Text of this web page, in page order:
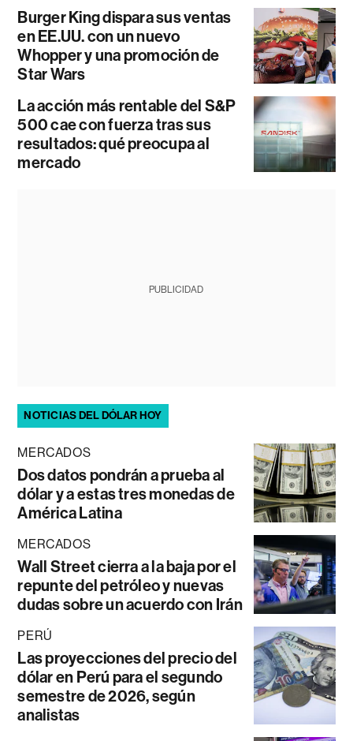
Burger King dispara sus ventas
en EE.UU. con un nuevo
Whopper y una promoción de
Star Wars
La acción más rentable del S&P
500 cae con fuerza tras sus
resultados: qué preocupa al
mercado
PUBLICIDAD
NOTICIAS DEL DÓLAR HOY
MERCADOS
Dos datos pondrán a prueba al
dólar y a estas tres monedas de
América Latina
MERCADOS
Wall Street cierra a la baja por el
repunte del petróleo y nuevas
dudas sobre un acuerdo con Irán
PERÚ
Las proyecciones del precio del
dólar en Perú para el segundo
semestre de 2026, según
analistas